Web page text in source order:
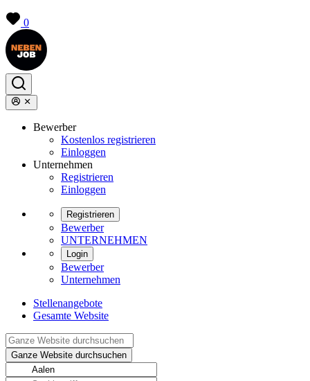
0
Bewerber
Kostenlos registrieren
Einloggen
Unternehmen
Registrieren
Einloggen
Registrieren
Bewerber
UNTERNEHMEN
Login
Bewerber
Unternehmen
Stellenangebote
Gesamte Website